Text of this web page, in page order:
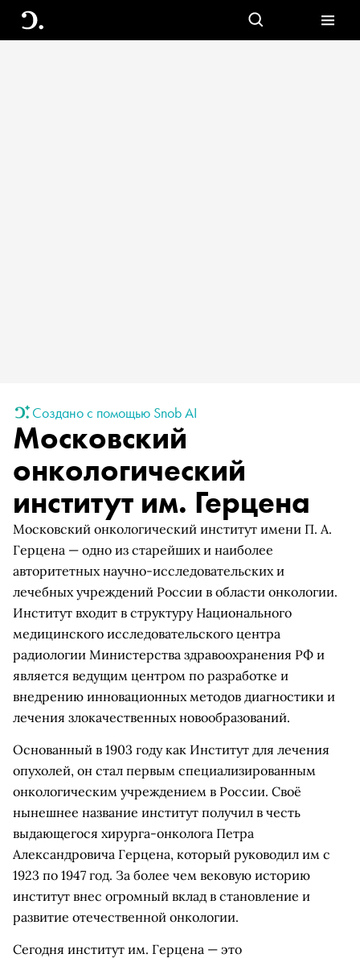
Создано с помощью Snob AI
Московский
онкологический
институт им. Герцена
Московский онкологический институт имени П. А.
Герцена — одно из старейших и наиболее
авторитетных научно-исследовательских и
лечебных учреждений России в области онкологии.
Институт входит в структуру Национального
медицинского исследовательского центра
радиологии Министерства здравоохранения РФ и
является ведущим центром по разработке и
внедрению инновационных методов диагностики и
лечения злокачественных новообразований.
Основанный в 1903 году как Институт для лечения
опухолей, он стал первым специализированным
онкологическим учреждением в России. Своё
нынешнее название институт получил в честь
выдающегося хирурга-онколога Петра
Александровича Герцена, который руководил им с
1923 по 1947 год. За более чем вековую историю
институт внес огромный вклад в становление и
развитие отечественной онкологии.
Сегодня институт им. Герцена — это